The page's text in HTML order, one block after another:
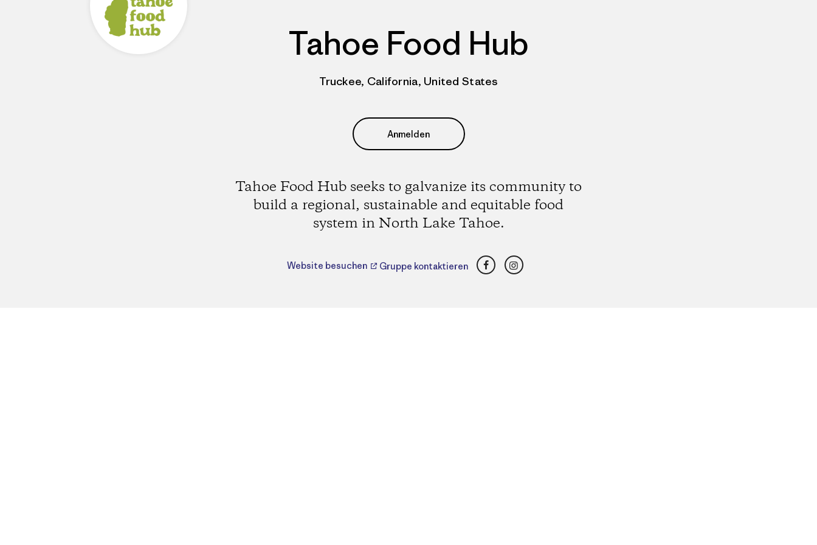
Tahoe Food Hub
Truckee, California, United States
Anmelden
Tahoe Food Hub seeks to galvanize its community to
build a regional, sustainable and equitable food
system in North Lake Tahoe.
Website besuchen Gruppe kontaktieren FacebookInstagram